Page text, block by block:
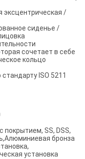
эксцентрическая /
сиденье /
сочетает в себе
кольцо
ISO 5211
покрытием, SS, DSS,
бронза
установка